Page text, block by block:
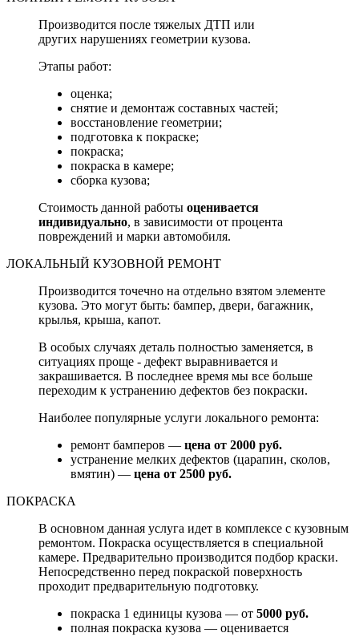
Производится после тяжелых ДТП или
других нарушениях геометрии кузова.
Этапы работ:
оценка;
снятие и демонтаж составных частей;
восстановление геометрии;
подготовка к покраске;
покраска;
покраска в камере;
сборка кузова;
Стоимость данной работы оценивается
индивидуально, в зависимости от процента
повреждений и марки автомобиля.
ЛОКАЛЬНЫЙ КУЗОВНОЙ РЕМОНТ
Производится точечно на отдельно взятом элементе
кузова. Это могут быть: бампер, двери, багажник,
крылья, крыша, капот.
В особых случаях деталь полностью заменяется, в
ситуациях проще - дефект выравнивается и
закрашивается. В последнее время мы все больше
переходим к устранению дефектов без покраски.
Наиболее популярные услуги локального ремонта:
ремонт бамперов — цена от 2000 руб.
устранение мелких дефектов (царапин, сколов,
вмятин) — цена от 2500 руб.
ПОКРАСКА
В основном данная услуга идет в комплексе с кузовным
ремонтом. Покраска осуществляется в специальной
камере. Предварительно производится подбор краски.
Непосредственно перед покраской поверхность
проходит предварительную подготовку.
покраска 1 единицы кузова — от 5000 руб.
полная покраска кузова — оценивается